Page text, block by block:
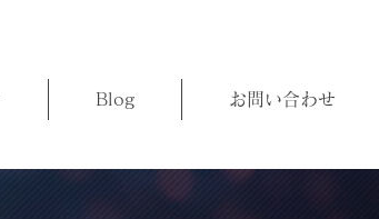
Blog お問い合わせ